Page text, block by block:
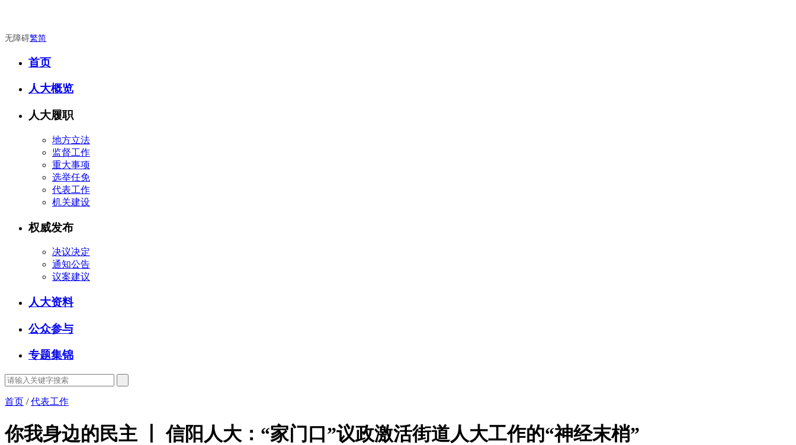
无障碍繁简
首页
人大概览
人大履职
地方立法
监督工作
重大事项
选举任免
代表工作
机关建设
权威发布
决议决定
通知公告
议案建议
人大资料
公众参与
专题集锦
首页 /代表工作
你我身边的民主 丨 信阳人大：“家门口”议政激活街道人大工作的“神经末梢”